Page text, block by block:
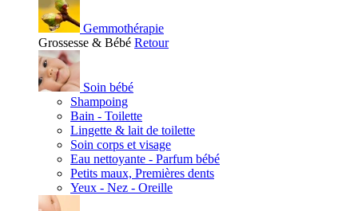
Gemmothérapie
Grossesse & Bébé Retour
Soin bébé
Shampoing
Bain - Toilette
Lingette & lait de toilette
Soin corps et visage
Eau nettoyante - Parfum bébé
Petits maux, Premières dents
Yeux - Nez - Oreille